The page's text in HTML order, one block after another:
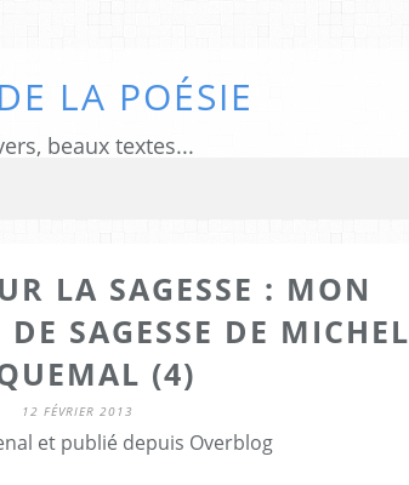
LA POÉSIE
beaux textes...
LA SAGESSE : MON
SAGESSE DE MICHEL
(4)
12 FÉVRIER 2013
et publié depuis Overblog